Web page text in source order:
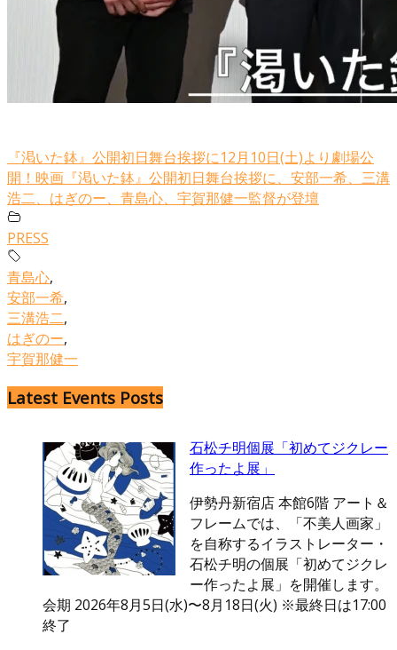
『渇いた鉢』公開初日舞台挨拶に12月10日(土)より劇場公
開！映画『渇いた鉢』公開初日舞台挨拶に、安部一希、三溝
浩二、はぎのー、青島心、宇賀那健一監督が登壇
PRESS
青島心,
安部一希,
三溝浩二,
はぎのー,
宇賀那健一
Latest Events Posts
石松チ明個展「初めてジクレー
作ったよ展」
伊勢丹新宿店 本館6階 アート＆
フレームでは、「不美人画家」
を自称するイラストレーター・
石松チ明の個展「初めてジクレ
ー作ったよ展」を開催します。
会期 2026年8月5日(水)〜8月18日(火) ※最終日は17:00
終了